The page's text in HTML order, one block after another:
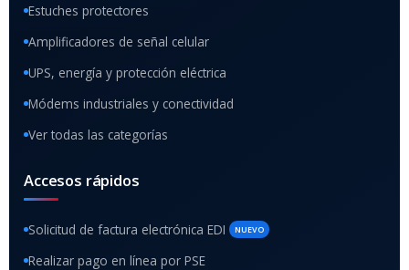
Estuches protectores
Amplificadores de señal celular
UPS, energía y protección eléctrica
Módems industriales y conectividad
Ver todas las categorías
Accesos rápidos
Solicitud de factura electrónica EDI NUEVO
Realizar pago en línea por PSE